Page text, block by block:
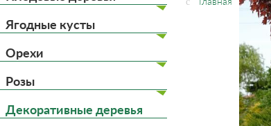
Ягодные кусты
Орехи
Розы
Декоративные деревья